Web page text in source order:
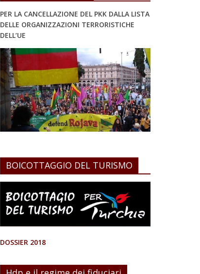
PER LA CANCELLAZIONE DEL PKK DALLA LISTA
DELLE ORGANIZZAZIONI TERRORISTICHE
DELL’UE
BOICOTTAGGIO DEL TURISMO
DOSSIER 2018